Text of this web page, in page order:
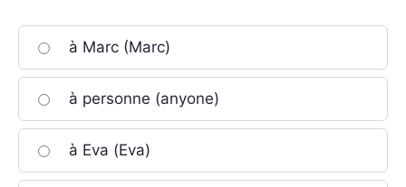
à Marc (Marc)
à personne (anyone)
à Eva (Eva)